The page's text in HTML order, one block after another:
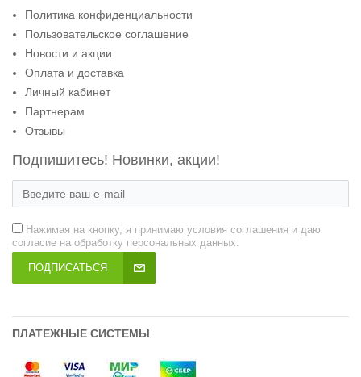
Политика конфиденциальности
Пользовательское соглашение
Новости и акции
Оплата и доставка
Личный кабинет
Партнерам
Отзывы
Подпишитесь! Новинки, акции!
Нажимая на кнопку, я принимаю условия соглашения и даю
согласие на обработку персональных данных.
ПОДПИСАТЬСЯ
ПЛАТЕЖНЫЕ СИСТЕМЫ